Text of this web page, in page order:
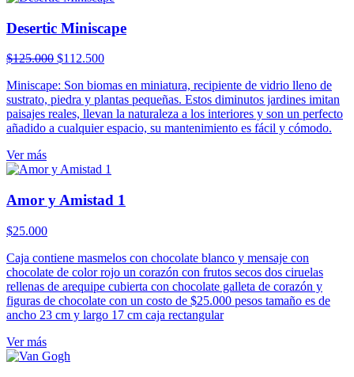
Desertic Miniscape
$125.000 El
original
era:
$125.000.
$112.500El
actual
es:
$112.500.
Miniscape: Son biomas en miniatura, recipiente de vidrio lleno de
sustrato, piedra y plantas pequeñas. Estos diminutos jardines imitan
paisajes reales, llevan la naturaleza a los interiores y son un perfecto
añadido a cualquier espacio, su mantenimiento es fácil y cómodo.
Ver más
Amor y Amistad 1
$25.000
Caja contiene masmelos con chocolate blanco y mensaje con
chocolate de color rojo un corazón con frutos secos dos ciruelas
rellenas de arequipe cubierta con chocolate galleta de corazón y
figuras de chocolate con un costo de $25.000 pesos tamaño es de
ancho 23 cm y largo 17 cm caja rectangular
Ver más